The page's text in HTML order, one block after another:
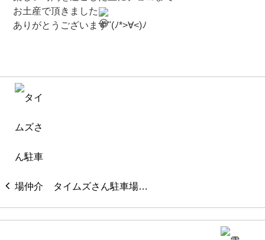
お土産で頂きました
ありがとうございます"(ﾉ*>∀<)ﾉ⁡
タイムズさん駐車場…